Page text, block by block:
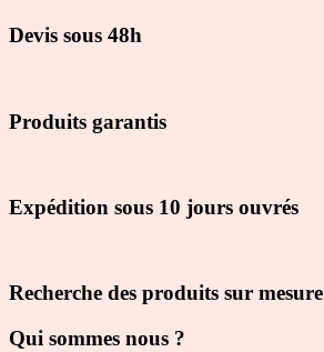
Devis sous 48h
Produits garantis
Expédition sous 10 jours ouvrés
Recherche des produits sur mesure
Qui sommes nous ?